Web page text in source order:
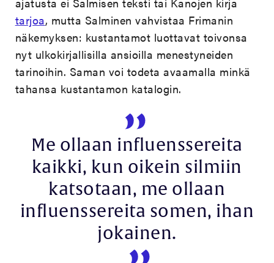
tarjoa, mutta Salminen vahvistaa Frimanin
näkemyksen: kustantamot luottavat toivonsa
nyt ulkokirjallisilla ansioilla menestyneiden
tarinoihin. Saman voi todeta avaamalla minkä
tahansa kustantamon katalogin.
Me ollaan influenssereita
kaikki, kun oikein silmiin
katsotaan, me ollaan
influenssereita somen, ihan
jokainen.